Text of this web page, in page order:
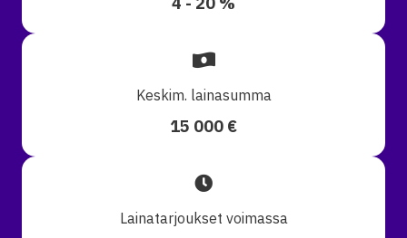
Keskim. lainasumma
15 000 €
Lainatarjoukset voimassa